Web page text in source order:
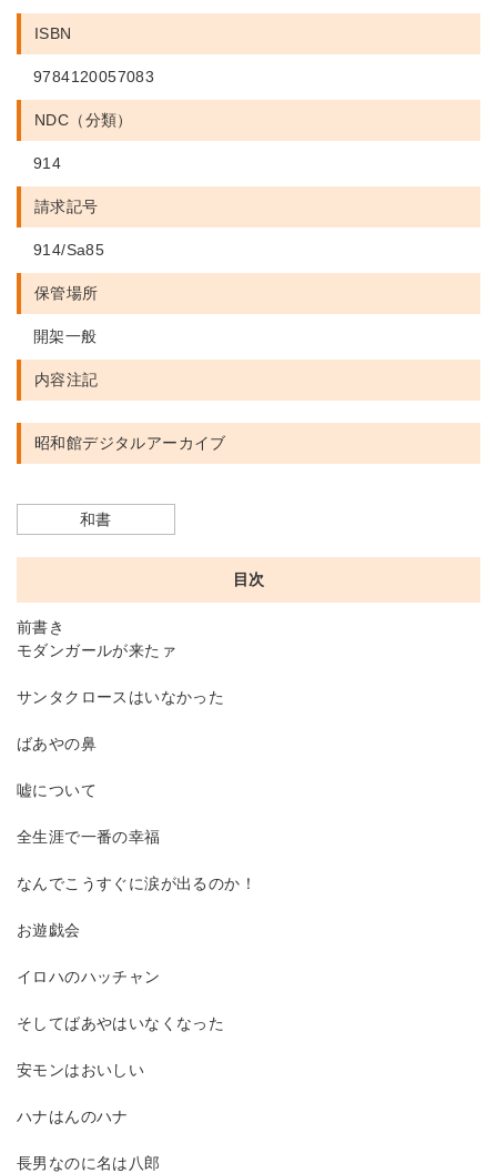
ISBN
9784120057083
NDC（分類）
914
請求記号
914/Sa85
保管場所
開架一般
内容注記
昭和館デジタルアーカイブ
和書
目次
前書き
モダンガールが来たァ
サンタクロースはいなかった
ばあやの鼻
嘘について
全生涯で一番の幸福
なんでこうすぐに涙が出るのか！
お遊戯会
イロハのハッチャン
そしてばあやはいなくなった
安モンはおいしい
ハナはんのハナ
長男なのに名は八郎